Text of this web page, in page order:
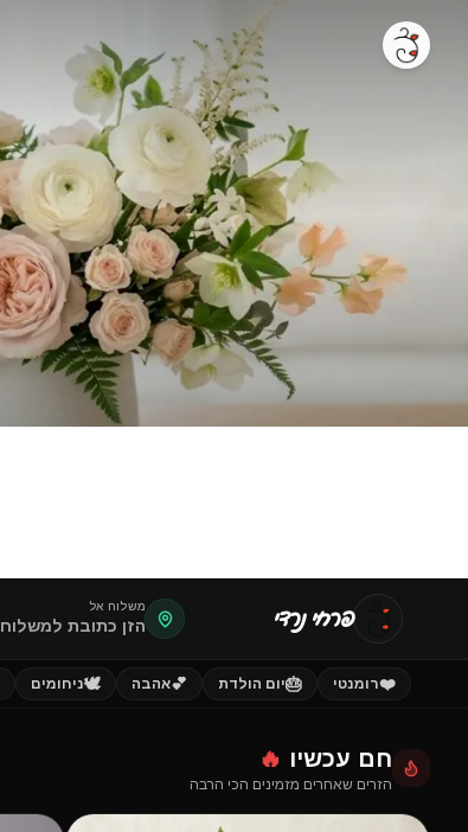
פרחי נרדי משלוח אל
הזן כתובת למשלוח
❤️רומנטי 🎂יום הולדת 💕אהבה 🕊️ניחומים
חם עכשיו 🔥
הזרים שאחרים מזמינים הכי הרבה